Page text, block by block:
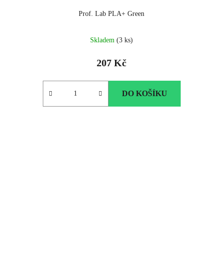
Prof. Lab PLA+ Green
Skladem (3 ks)
207 Kč
DO KOŠÍKU